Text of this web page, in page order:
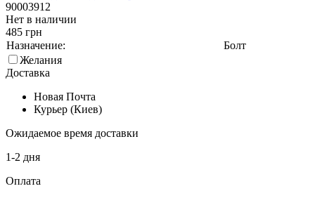
90003912
Нет в наличии
485 грн
Назначение:
Болт
Желания
Доставка
Новая Почта
Курьер (Киев)
Ожидаемое время доставки
1-2 дня
Оплата